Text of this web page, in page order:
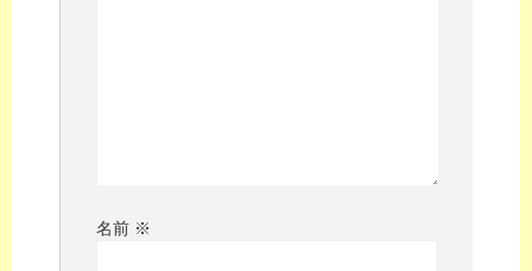
名前 ※